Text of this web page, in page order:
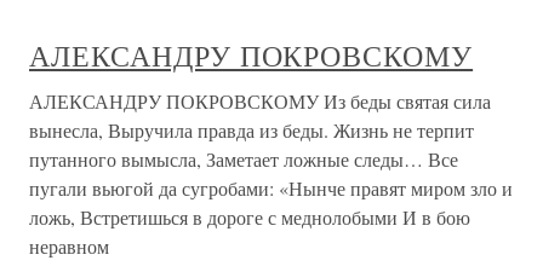
АЛЕКСАНДРУ ПОКРОВСКОМУ
АЛЕКСАНДРУ ПОКРОВСКОМУ Из беды святая сила
вынесла, Выручила правда из беды. Жизнь не терпит
путанного вымысла, Заметает ложные следы… Все
пугали вьюгой да сугробами: «Нынче правят миром зло и
ложь, Встретишься в дороге с меднолобыми И в бою
неравном